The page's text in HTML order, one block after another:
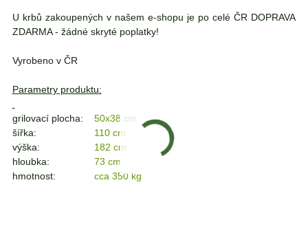
U krbů zakoupených v našem e-shopu je po celé ČR DOPRAVA
ZDARMA - žádné skryté poplatky!
Vyrobeno v ČR
Parametry produktu:
grilovací plocha:
50x38 cm
šířka:
110 cm
výška:
182 cm
hloubka:
73 cm
hmotnost:
cca 350 kg